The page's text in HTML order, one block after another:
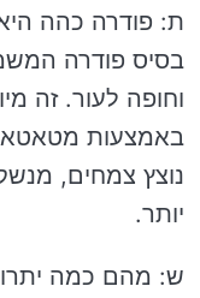
ת: פודרה כהה
בסיס פודרה
וחופה לעור. זה
באמצעות מטאטא
נוצץ צמחים,
יותר.
ש: מהם כמה